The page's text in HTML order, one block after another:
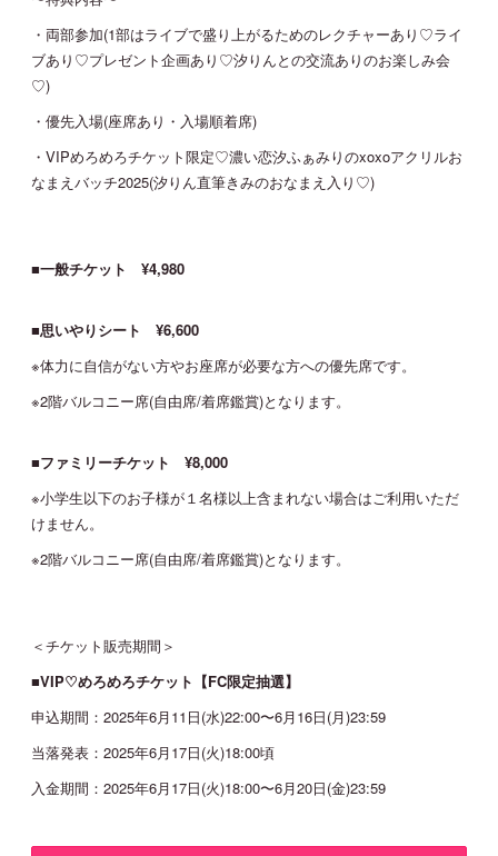
・両部参加(1部はライブで盛り上がるためのレクチャーあり♡ライ
ブあり♡プレゼント企画あり♡汐りんとの交流ありのお楽しみ会
♡)
・優先入場(座席あり・入場順着席)
・VIPめろめろチケット限定♡濃い恋汐ふぁみりのxoxoアクリルお
なまえバッチ2025(汐りん直筆きみのおなまえ入り♡)
■一般チケット ¥4,980
■思いやりシート ¥6,600
※体力に自信がない方やお座席が必要な方への優先席です。
※2階バルコニー席(自由席/着席鑑賞)となります。
■ファミリーチケット ¥8,000
※小学生以下のお子様が１名様以上含まれない場合はご利用いただ
けません。
※2階バルコニー席(自由席/着席鑑賞)となります。
＜チケット販売期間＞
■VIP♡めろめろチケット【FC限定抽選】
申込期間：2025年6月11日(水)22:00〜6月16日(月)23:59
当落発表：2025年6月17日(火)18:00頃
入金期間：2025年6月17日(火)18:00〜6月20日(金)23:59